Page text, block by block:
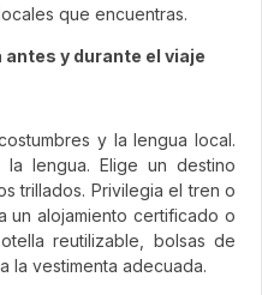
que encuentras.
y durante el viaje
y la lengua local.
lengua. Elige un destino
trillados. Privilegia el tren o
un alojamiento certificado o
reutilizable, bolsas de
la vestimenta adecuada.